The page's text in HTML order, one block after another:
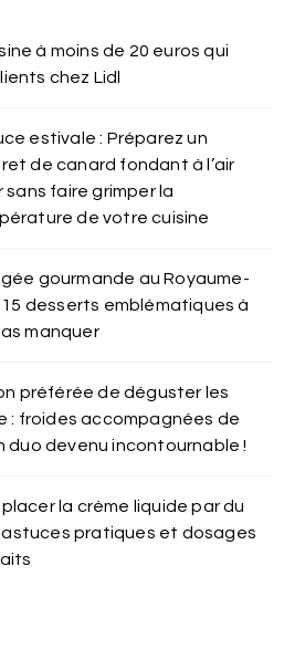
à moins de 20 euros qui
chez Lidl
estivale : Préparez un
de canard fondant à l’air
sans faire grimper la
de votre cuisine
gourmande au Royaume-
15 desserts emblématiques à
manquer
préférée de déguster les
: froides accompagnées de
duo devenu incontournable !
la crème liquide par du
astuces pratiques et dosages